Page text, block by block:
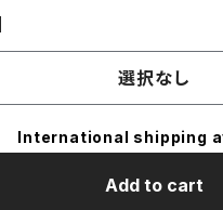
選択なし
International shipping
Add to cart